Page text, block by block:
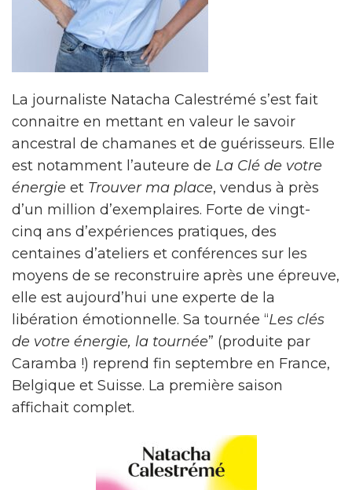
La journaliste Natacha Calestrémé s’est fait
connaitre en mettant en valeur le savoir
ancestral de chamanes et de guérisseurs. Elle
est notamment l’auteure de La Clé de votre
énergie et Trouver ma place, vendus à près
d’un million d’exemplaires. Forte de vingt-
cinq ans d’expériences pratiques, des
centaines d’ateliers et conférences sur les
moyens de se reconstruire après une épreuve,
elle est aujourd’hui une experte de la
libération émotionnelle. Sa tournée “Les clés
de votre énergie, la tournée” (produite par
Caramba !) reprend fin septembre en France,
Belgique et Suisse. La première saison
affichait complet.